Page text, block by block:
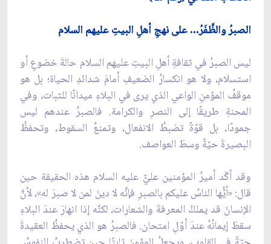
الصبرُ والظَّفَرُ… على نهجِ أهلِ البيتِ عليهم السلام
ليس الصبرُ في ثقافةِ أهلِ البيتِ عليهم السلام حالةَ خضوعٍ أو
استسلام، ولا هو انكسارُ الضعيفِ أمامَ شدائدِ الحياة؛ بل هو
موقفُ المؤمنِ الواعي الذي يرى في البلاءِ ميدانًا للثبات، وفي
المحنةِ طريقًا إلى النصرِ والكرامة. فالصبرُ عندهم ليس
جمودًا، بل قوّةٌ تضبطُ الانفعال، وتمنعُ السقوط، وتحفظُ
البصيرةَ حيّةً وسطَ العواصف.
وقد أكّد أميرُ المؤمنين عليٌّ عليه السلام هذه الحقيقة حين
قال: «أيُّها الناسُ عليكم بالصبرِ فإنَّه لا دينَ لمن لا صبرَ له»، لأنَّ
الإنسانَ قد يملكُ المعرفةَ والشعارات، لكنَّه إذا انهارَ عندَ البلاءِ
سقطَ إيمانُهُ عندَ أوّلِ امتحان. فالصبرُ هو الذي يحفظُ العقيدةَ